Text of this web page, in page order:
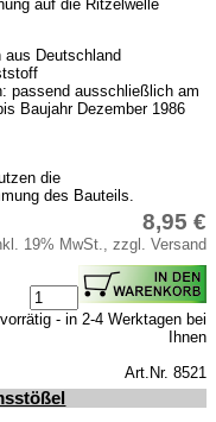
auf die Ritzelwelle
aus Deutschland
passend ausschließlich am
Baujahr Dezember 1986
die
des Bauteils.
8,95 €
19% MwSt., zzgl. Versand
vorrätig - in 2-4 Werktagen bei
Ihnen
Art.Nr. 8521